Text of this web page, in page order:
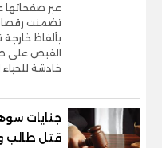
عبر صفحاتها
تضمنت رقصات
بألفاظ خارجة
القبض على
خادشة للحياء
جنايات
قتل طالب